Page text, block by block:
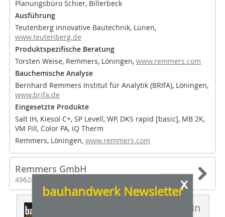
Planungsbüro Schier, Billerbeck
Ausführung
Teutenberg innovative Bautechnik, Lünen,
www.teutenberg.de
Produktspezifische Beratung
Torsten Weise, Remmers, Löningen, www.remmers.com
Bauchemische Analyse
Bernhard Remmers Institut für Analytik (BRIfA), Löningen,
www.brifa.de
Eingesetzte Produkte
Salt IH, Kiesol C+, SP Levell, WP, DKS rapid [basic], MB 2K,
VM Fill, Color PA, iQ Therm
Remmers, Löningen, www.remmers.com
Remmers GmbH
49624 Löningen
Dieser Artikel erschien in
x
bauhandwerk Newsletter